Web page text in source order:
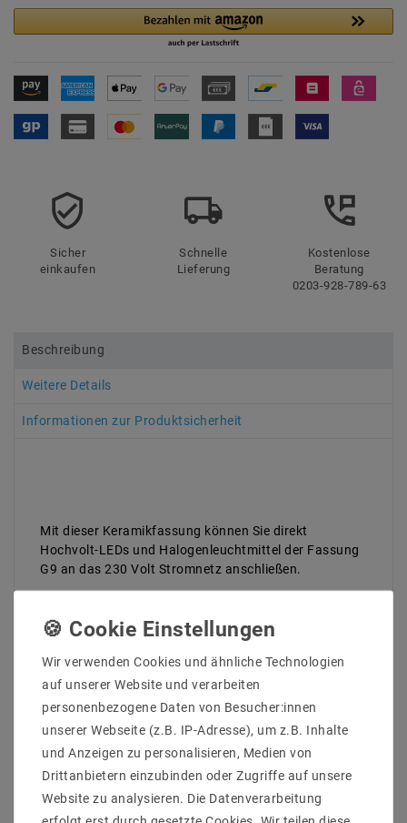
Sicher
einkaufen
Schnelle
Lieferung
Kostenlose
Beratung
0203-928-789-63
Beschreibung
Weitere Details
Informationen zur Produktsicherheit
Mit dieser Keramikfassung können Sie direkt
Hochvolt-LEDs und Halogenleuchtmittel der Fassung
G9 an das 230 Volt Stromnetz anschließen.
Schrauben befestigen. Durch die hitzebeständige
Fassung ist der Betrieb bis maximal 350 Watt
ausgelegt.
Hochwertig Industriekeramik VDE zertifiziert
Kabel-Durchmesser 0,75mm , Teflon double isoliert
Kable Länge ca 12,5cm
für Private Gewerblich und Industrielle Verwendung
geeignet
Wir verwenden Cookies und ähnliche Technologien
auf unserer Website und verarbeiten
personenbezogene Daten von Besucher:innen
unserer Webseite (z.B. IP-Adresse), um z.B. Inhalte
und Anzeigen zu personalisieren, Medien von
Drittanbietern einzubinden oder Zugriffe auf unsere
Website zu analysieren. Die Datenverarbeitung